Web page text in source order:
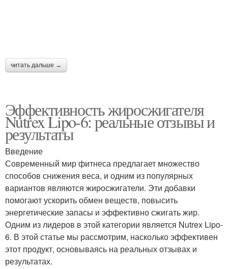
читать дальше →
Эффективность жиросжигателя
Nutrex Lipo-6: реальные отзывы и
результаты
Введение
Современный мир фитнеса предлагает множество
способов снижения веса, и одним из популярных
вариантов являются жиросжигатели. Эти добавки
помогают ускорить обмен веществ, повысить
энергетические запасы и эффективно сжигать жир.
Одним из лидеров в этой категории является Nutrex Lipo-
6. В этой статье мы рассмотрим, насколько эффективен
этот продукт, основываясь на реальных отзывах и
результатах.